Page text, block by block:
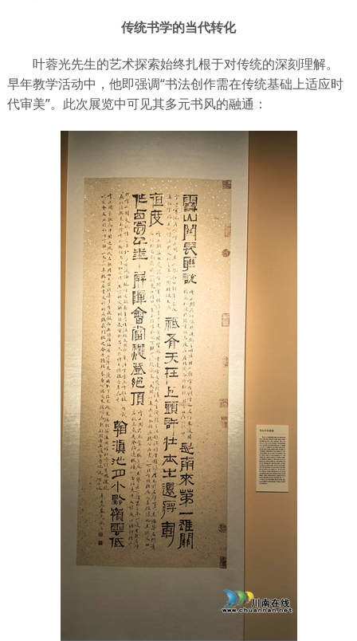
传统书学的当代转化
叶蓉光先生的艺术探索始终扎根于对传统的深刻理解。
早年教学活动中，他即强调“书法创作需在传统基础上适应时
代审美”。此次展览中可见其多元书风的融通：